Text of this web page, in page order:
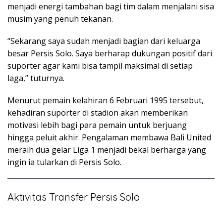
menjadi energi tambahan bagi tim dalam menjalani sisa
musim yang penuh tekanan.
“Sekarang saya sudah menjadi bagian dari keluarga
besar Persis Solo. Saya berharap dukungan positif dari
suporter agar kami bisa tampil maksimal di setiap
laga,” tuturnya.
Menurut pemain kelahiran 6 Februari 1995 tersebut,
kehadiran suporter di stadion akan memberikan
motivasi lebih bagi para pemain untuk berjuang
hingga peluit akhir. Pengalaman membawa Bali United
meraih dua gelar Liga 1 menjadi bekal berharga yang
ingin ia tularkan di Persis Solo.
Aktivitas Transfer Persis Solo